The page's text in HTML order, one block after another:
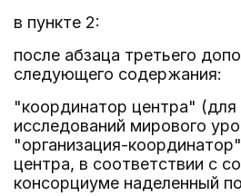
в пункте 2:
после абзаца третьего
следующего содержания:
"координатор центра"
исследований мирового
"организация-
центра, в соответствии с
консорциуме наделенный